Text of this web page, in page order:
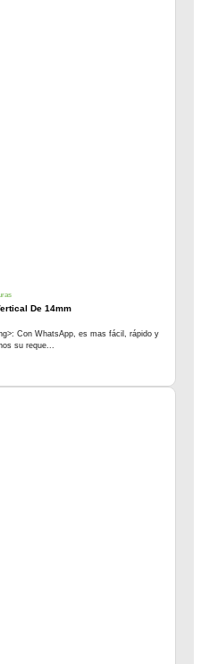
De 14mm
Con WhatsApp, es mas fácil, rápido y
su reque...